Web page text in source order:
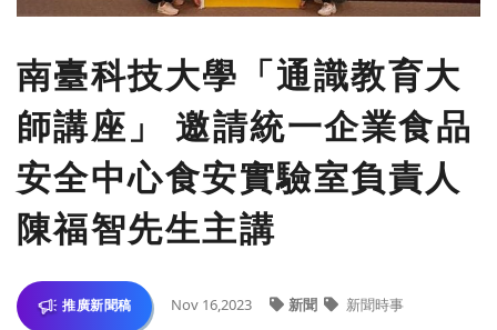
南臺科技大學「通識教育大
師講座」 邀請統一企業食品
安全中心食安實驗室負責人
陳福智先生主講
推廣新聞稿 Nov 16,2023 新聞 新聞時事